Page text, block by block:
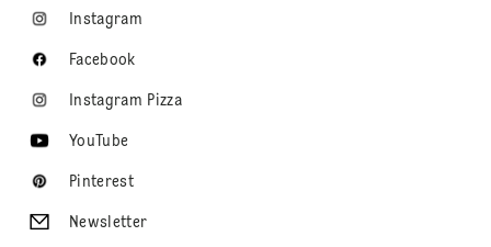
Instagram
Facebook
Instagram Pizza
YouTube
Pinterest
Newsletter